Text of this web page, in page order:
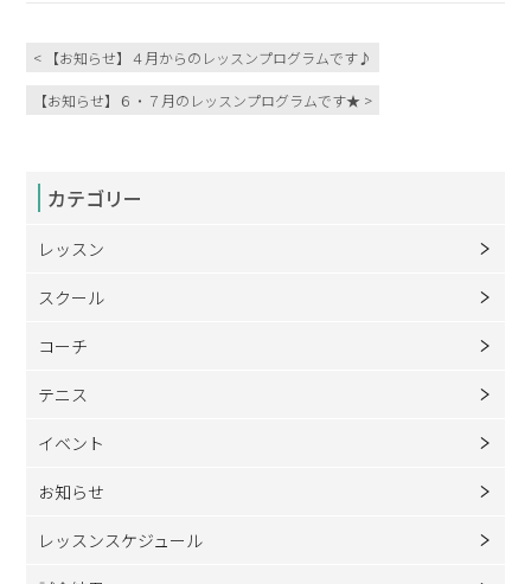
< 【お知らせ】４月からのレッスンプログラムです♪
【お知らせ】６・７月のレッスンプログラムです★ >
カテゴリー
レッスン
スクール
コーチ
テニス
イベント
お知らせ
レッスンスケジュール